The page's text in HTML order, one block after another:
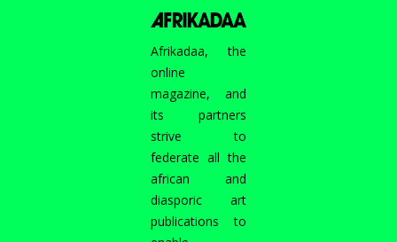
Afrikadaa, the
online
magazine, and
its partners
strive to
federate all the
african and
diasporic art
publications to